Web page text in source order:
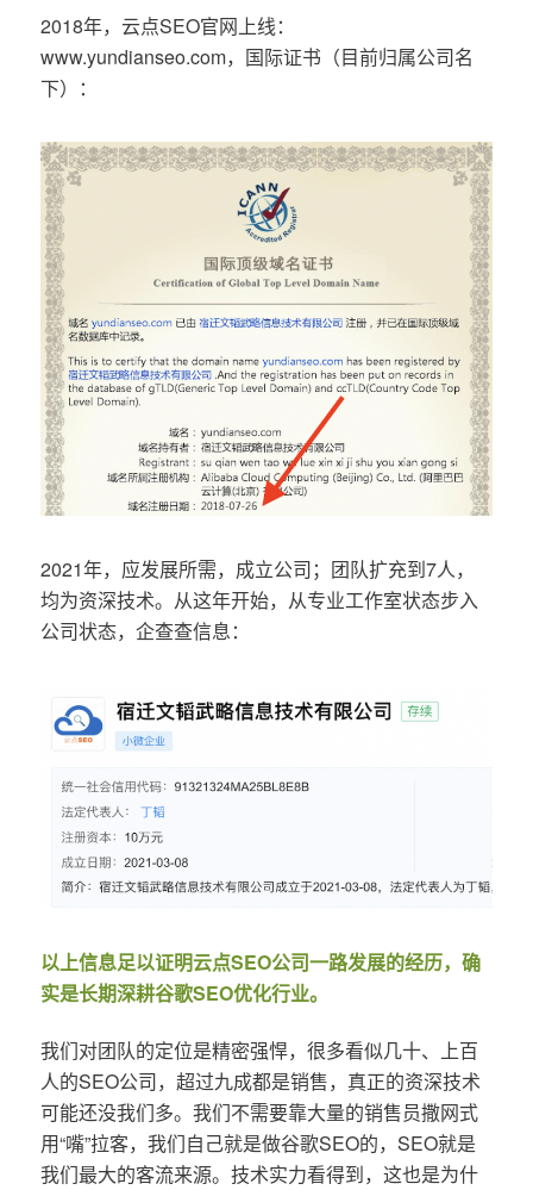
2018年，云点SEO官网上线：
www.yundianseo.com，国际证书（目前归属公司名
下）：
2021年，应发展所需，成立公司；团队扩充到7人，
均为资深技术。从这年开始，从专业工作室状态步入
公司状态，企查查信息：
以上信息足以证明云点SEO公司一路发展的经历，确
实是长期深耕谷歌SEO优化行业。
我们对团队的定位是精密强悍，很多看似几十、上百
人的SEO公司，超过九成都是销售，真正的资深技术
可能还没我们多。我们不需要靠大量的销售员撒网式
用“嘴”拉客，我们自己就是做谷歌SEO的，SEO就是
我们最大的客流来源。技术实力看得到，这也是为什